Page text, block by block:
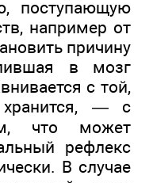
поступающую
например от
причину
в мозг
с той,
— с
что может
рефлекс
В случае